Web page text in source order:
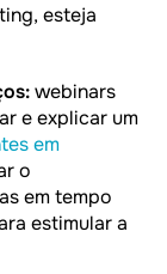
esteja
webinars
e explicar um
em
o
em tempo
estimular a